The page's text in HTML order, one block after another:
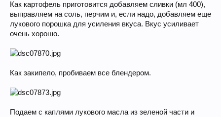
Как картофель приготовится добавляем сливки (мл 400),
выправляем на соль, перчим и, если надо, добавляем еще
лукового порошка для усиления вкуса. Вкус усиливает
очень хорошо.
Как закипело, пробиваем все блендером.
Подаем с каплями лукового масла из зеленой части и